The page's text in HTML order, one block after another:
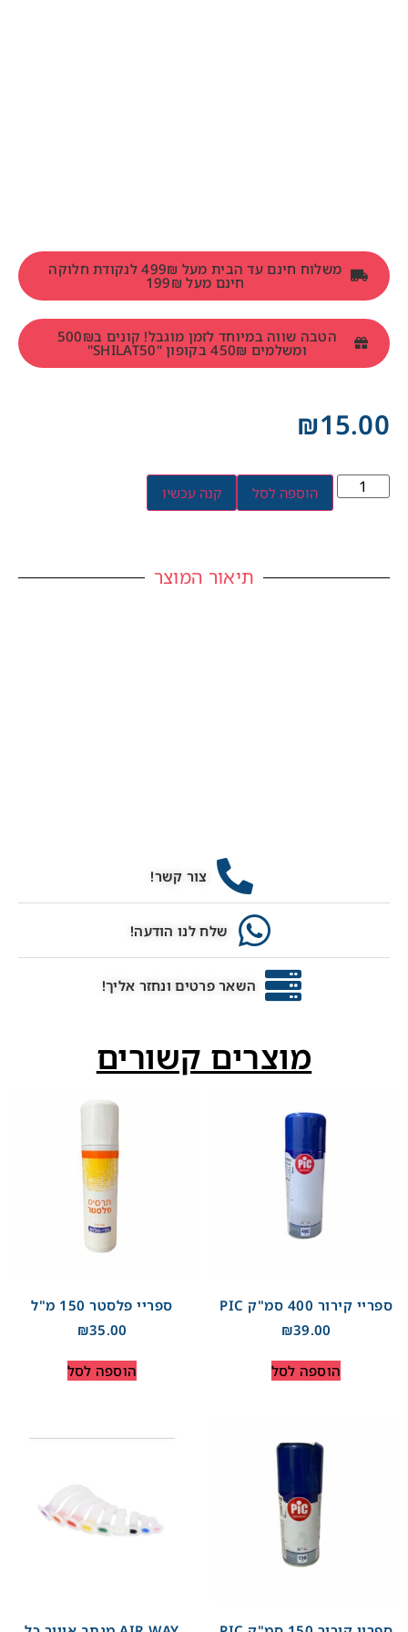
₪15.00
הוספה לסל קנה עכשיו
תיאור המוצר
צור קשר!
שלח לנו הודעה!
השאר פרטים ונחזר אליך!
משלוח חינם עד הבית מעל 499₪ לנקודת חלוקה
חינם מעל 199₪
הטבה שווה במיוחד לזמן מוגבל! קונים ב500₪
ומשלמים 450₪ בקופון "SHILAT50"
מוצרים קשורים
ספריי קירור 400 סמ"ק PIC
₪39.00
הוספה לסל
ספריי פלסטר 150 מ"ל
₪35.00
הוספה לסל